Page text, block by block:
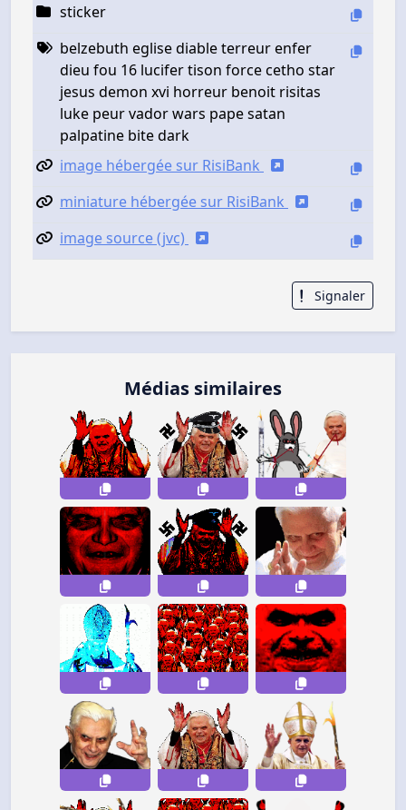
sticker
belzebuth eglise diable terreur enfer
dieu fou 16 lucifer tison force cetho star
jesus demon xvi horreur benoit risitas
luke peur vador wars pape satan
palpatine bite dark
image hébergée sur RisiBank
miniature hébergée sur RisiBank
image source (jvc)
Signaler
Médias similaires